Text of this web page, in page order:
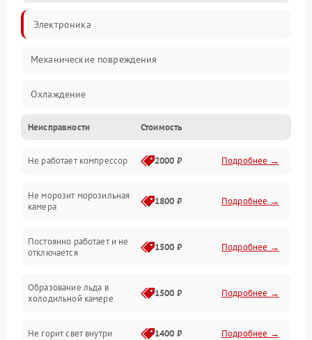
Электроника
Механические повреждения
Охлаждение
Механика
Электропитание
Дренаж
Неисправности Стоимость
Не работает компрессор 2000 ₽ Подробнее →
Не морозит морозильная
камера
1800 ₽ Подробнее →
Постоянно работает и не
отключается
1500 ₽ Подробнее →
Образование льда в
холодильной камере
1500 ₽ Подробнее →
Не горит свет внутри 1400 ₽ Подробнее →